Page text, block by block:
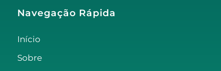
Navegação Rápida
Início
Sobre